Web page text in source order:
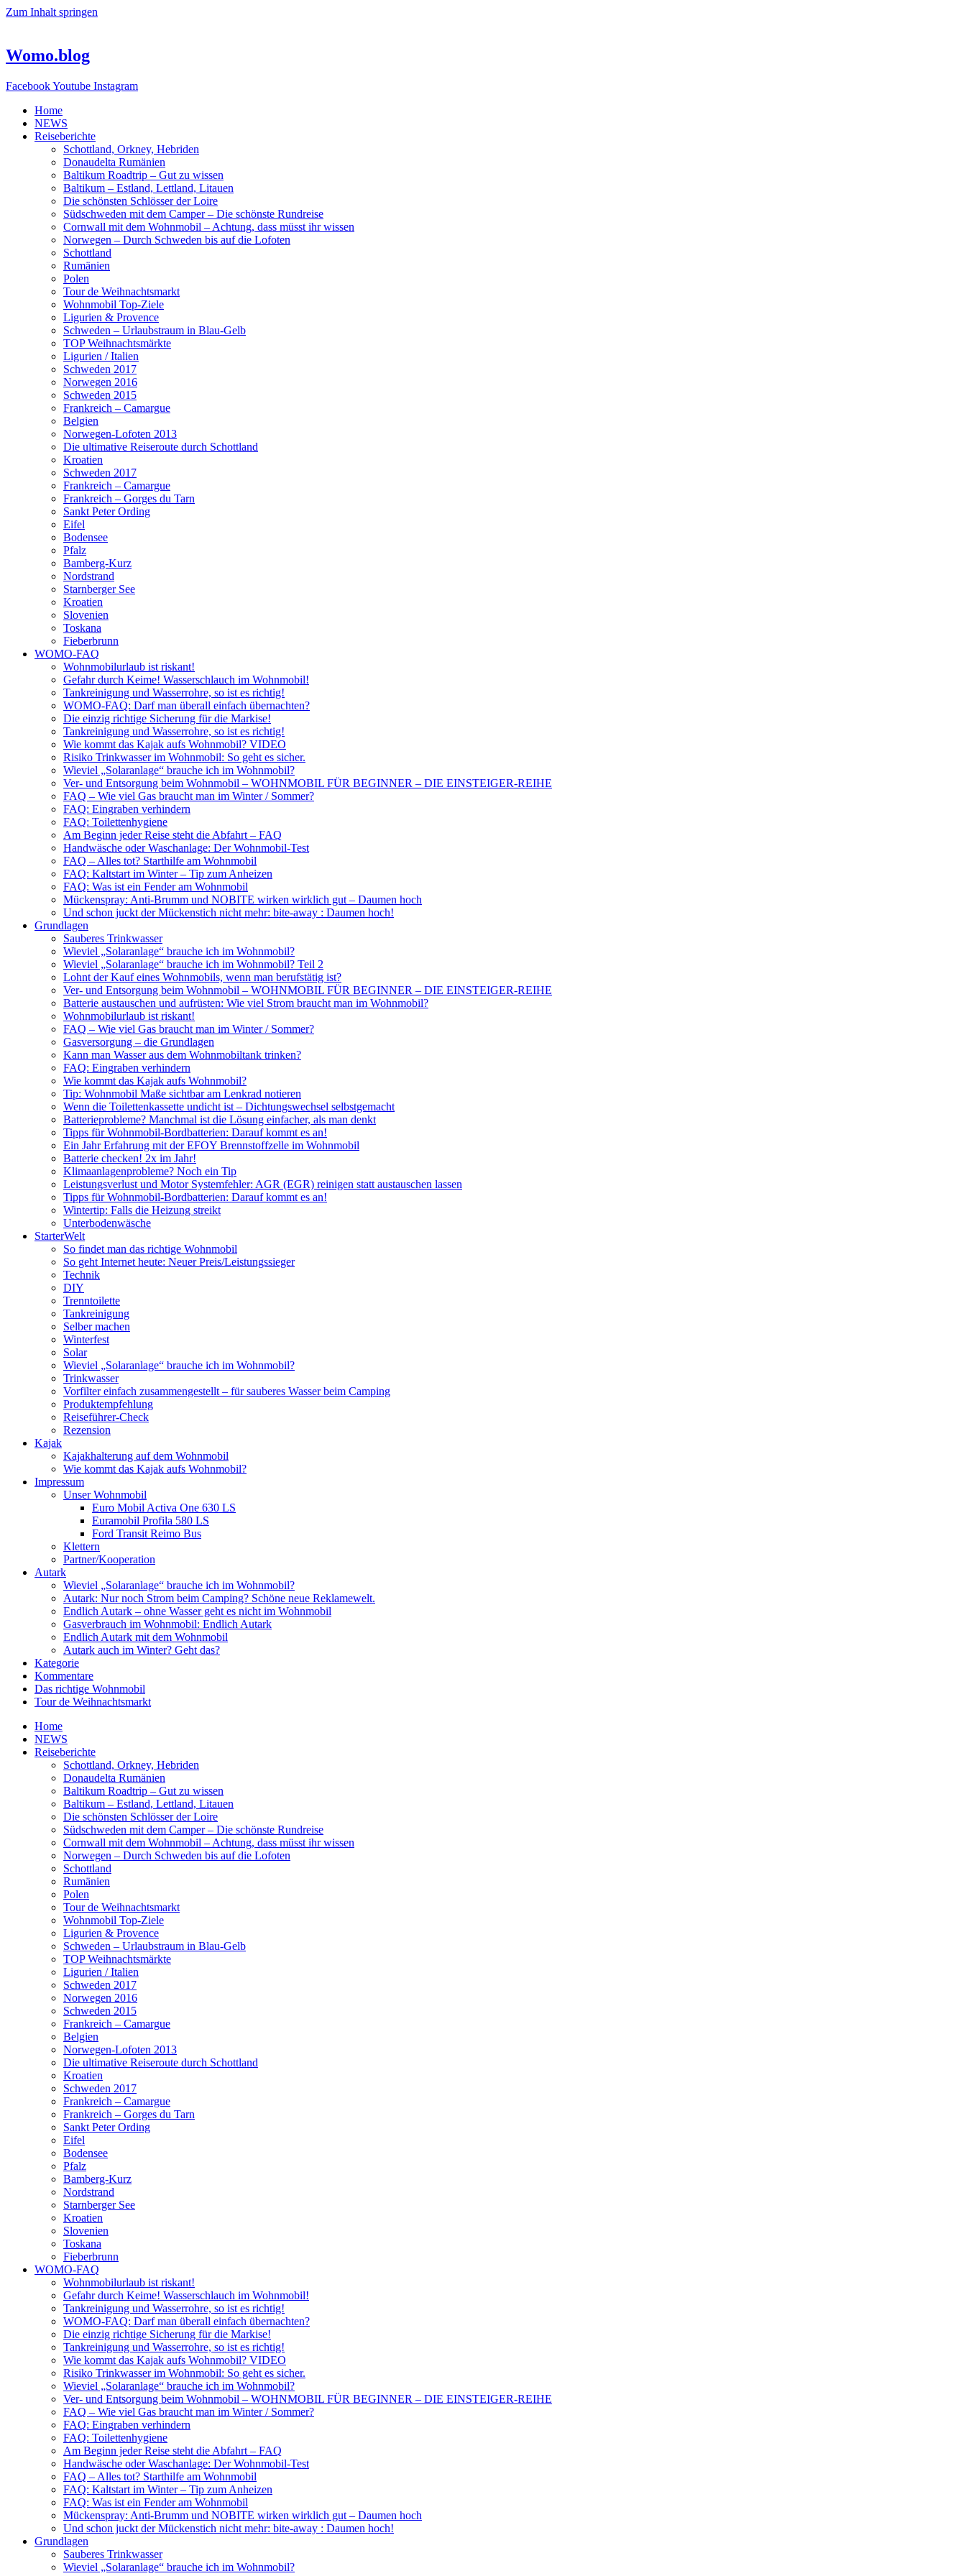
Zum Inhalt springen
Womo.blog
FacebookYoutube Instagram
Home
NEWS
Reiseberichte
Schottland, Orkney, Hebriden
Donaudelta Rumänien
Baltikum Roadtrip – Gut zu wissen
Baltikum – Estland, Lettland, Litauen
Die schönsten Schlösser der Loire
Südschweden mit dem Camper – Die schönste Rundreise
Cornwall mit dem Wohnmobil – Achtung, dass müsst ihr wissen
Norwegen – Durch Schweden bis auf die Lofoten
Schottland
Rumänien
Polen
Tour de Weihnachtsmarkt
Wohnmobil Top-Ziele
Ligurien & Provence
Schweden – Urlaubstraum in Blau-Gelb
TOP Weihnachtsmärkte
Ligurien / Italien
Schweden 2017
Norwegen 2016
Schweden 2015
Frankreich – Camargue
Belgien
Norwegen-Lofoten 2013
Die ultimative Reiseroute durch Schottland
Kroatien
Schweden 2017
Frankreich – Camargue
Frankreich – Gorges du Tarn
Sankt Peter Ording
Eifel
Bodensee
Pfalz
Bamberg-Kurz
Nordstrand
Starnberger See
Kroatien
Slovenien
Toskana
Fieberbrunn
WOMO-FAQ
Wohnmobilurlaub ist riskant!
Gefahr durch Keime! Wasserschlauch im Wohnmobil!
Tankreinigung und Wasserrohre, so ist es richtig!
WOMO-FAQ: Darf man überall einfach übernachten?
Die einzig richtige Sicherung für die Markise!
Tankreinigung und Wasserrohre, so ist es richtig!
Wie kommt das Kajak aufs Wohnmobil? VIDEO
Risiko Trinkwasser im Wohnmobil: So geht es sicher.
Wieviel „Solaranlage“ brauche ich im Wohnmobil?
Ver- und Entsorgung beim Wohnmobil – WOHNMOBIL FÜR BEGINNER – DIE EINSTEIGER-REIHE
FAQ – Wie viel Gas braucht man im Winter / Sommer?
FAQ: Eingraben verhindern
FAQ: Toilettenhygiene
Am Beginn jeder Reise steht die Abfahrt – FAQ
Handwäsche oder Waschanlage: Der Wohnmobil-Test
FAQ – Alles tot? Starthilfe am Wohnmobil
FAQ: Kaltstart im Winter – Tip zum Anheizen
FAQ: Was ist ein Fender am Wohnmobil
Mückenspray: Anti-Brumm und NOBITE wirken wirklich gut – Daumen hoch
Und schon juckt der Mückenstich nicht mehr: bite-away : Daumen hoch!
Grundlagen
Sauberes Trinkwasser
Wieviel „Solaranlage“ brauche ich im Wohnmobil?
Wieviel „Solaranlage“ brauche ich im Wohnmobil? Teil 2
Lohnt der Kauf eines Wohnmobils, wenn man berufstätig ist?
Ver- und Entsorgung beim Wohnmobil – WOHNMOBIL FÜR BEGINNER – DIE EINSTEIGER-REIHE
Batterie austauschen und aufrüsten: Wie viel Strom braucht man im Wohnmobil?
Wohnmobilurlaub ist riskant!
FAQ – Wie viel Gas braucht man im Winter / Sommer?
Gasversorgung – die Grundlagen
Kann man Wasser aus dem Wohnmobiltank trinken?
FAQ: Eingraben verhindern
Wie kommt das Kajak aufs Wohnmobil?
Tip: Wohnmobil Maße sichtbar am Lenkrad notieren
Wenn die Toilettenkassette undicht ist – Dichtungswechsel selbstgemacht
Batterieprobleme? Manchmal ist die Lösung einfacher, als man denkt
Tipps für Wohnmobil-Bordbatterien: Darauf kommt es an!
Ein Jahr Erfahrung mit der EFOY Brennstoffzelle im Wohnmobil
Batterie checken! 2x im Jahr!
Klimaanlagenprobleme? Noch ein Tip
Leistungsverlust und Motor Systemfehler: AGR (EGR) reinigen statt austauschen lassen
Tipps für Wohnmobil-Bordbatterien: Darauf kommt es an!
Wintertip: Falls die Heizung streikt
Unterbodenwäsche
StarterWelt
So findet man das richtige Wohnmobil
So geht Internet heute: Neuer Preis/Leistungssieger
Technik
DIY
Trenntoilette
Tankreinigung
Selber machen
Winterfest
Solar
Wieviel „Solaranlage“ brauche ich im Wohnmobil?
Trinkwasser
Vorfilter einfach zusammengestellt – für sauberes Wasser beim Camping
Produktempfehlung
Reiseführer-Check
Rezension
Kajak
Kajakhalterung auf dem Wohnmobil
Wie kommt das Kajak aufs Wohnmobil?
Impressum
Unser Wohnmobil
Euro Mobil Activa One 630 LS
Euramobil Profila 580 LS
Ford Transit Reimo Bus
Klettern
Partner/Kooperation
Autark
Wieviel „Solaranlage“ brauche ich im Wohnmobil?
Autark: Nur noch Strom beim Camping? Schöne neue Reklamewelt.
Endlich Autark – ohne Wasser geht es nicht im Wohnmobil
Gasverbrauch im Wohnmobil: Endlich Autark
Endlich Autark mit dem Wohnmobil
Autark auch im Winter? Geht das?
Kategorie
Kommentare
Das richtige Wohnmobil
Tour de Weihnachtsmarkt
Home
NEWS
Reiseberichte
Schottland, Orkney, Hebriden
Donaudelta Rumänien
Baltikum Roadtrip – Gut zu wissen
Baltikum – Estland, Lettland, Litauen
Die schönsten Schlösser der Loire
Südschweden mit dem Camper – Die schönste Rundreise
Cornwall mit dem Wohnmobil – Achtung, dass müsst ihr wissen
Norwegen – Durch Schweden bis auf die Lofoten
Schottland
Rumänien
Polen
Tour de Weihnachtsmarkt
Wohnmobil Top-Ziele
Ligurien & Provence
Schweden – Urlaubstraum in Blau-Gelb
TOP Weihnachtsmärkte
Ligurien / Italien
Schweden 2017
Norwegen 2016
Schweden 2015
Frankreich – Camargue
Belgien
Norwegen-Lofoten 2013
Die ultimative Reiseroute durch Schottland
Kroatien
Schweden 2017
Frankreich – Camargue
Frankreich – Gorges du Tarn
Sankt Peter Ording
Eifel
Bodensee
Pfalz
Bamberg-Kurz
Nordstrand
Starnberger See
Kroatien
Slovenien
Toskana
Fieberbrunn
WOMO-FAQ
Wohnmobilurlaub ist riskant!
Gefahr durch Keime! Wasserschlauch im Wohnmobil!
Tankreinigung und Wasserrohre, so ist es richtig!
WOMO-FAQ: Darf man überall einfach übernachten?
Die einzig richtige Sicherung für die Markise!
Tankreinigung und Wasserrohre, so ist es richtig!
Wie kommt das Kajak aufs Wohnmobil? VIDEO
Risiko Trinkwasser im Wohnmobil: So geht es sicher.
Wieviel „Solaranlage“ brauche ich im Wohnmobil?
Ver- und Entsorgung beim Wohnmobil – WOHNMOBIL FÜR BEGINNER – DIE EINSTEIGER-REIHE
FAQ – Wie viel Gas braucht man im Winter / Sommer?
FAQ: Eingraben verhindern
FAQ: Toilettenhygiene
Am Beginn jeder Reise steht die Abfahrt – FAQ
Handwäsche oder Waschanlage: Der Wohnmobil-Test
FAQ – Alles tot? Starthilfe am Wohnmobil
FAQ: Kaltstart im Winter – Tip zum Anheizen
FAQ: Was ist ein Fender am Wohnmobil
Mückenspray: Anti-Brumm und NOBITE wirken wirklich gut – Daumen hoch
Und schon juckt der Mückenstich nicht mehr: bite-away : Daumen hoch!
Grundlagen
Sauberes Trinkwasser
Wieviel „Solaranlage“ brauche ich im Wohnmobil?